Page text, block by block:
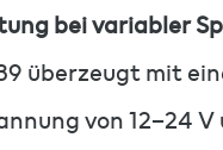
bei variabler
überzeugt mit
von 12–24